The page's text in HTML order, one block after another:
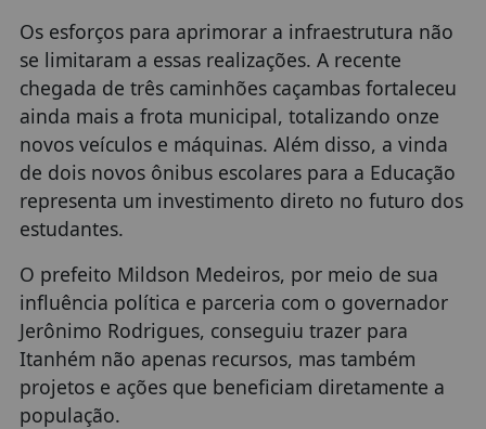
Os esforços para aprimorar a infraestrutura não
se limitaram a essas realizações. A recente
chegada de três caminhões caçambas fortaleceu
ainda mais a frota municipal, totalizando onze
novos veículos e máquinas. Além disso, a vinda
de dois novos ônibus escolares para a Educação
representa um investimento direto no futuro dos
estudantes.
O prefeito Mildson Medeiros, por meio de sua
influência política e parceria com o governador
Jerônimo Rodrigues, conseguiu trazer para
Itanhém não apenas recursos, mas também
projetos e ações que beneficiam diretamente a
população.